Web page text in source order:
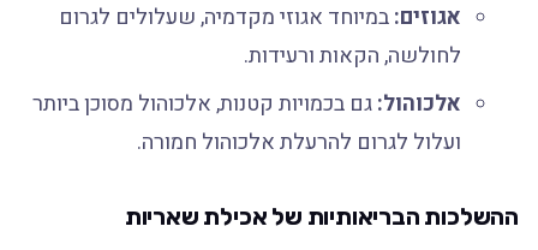
אגוזים:במיוחד אגוזי מקדמיה, שעלולים לגרום
לחולשה, הקאות ורעידות.
אלכוהול:גם בכמויות קטנות, אלכוהול מסוכן ביותר
ועלול לגרום להרעלת אלכוהול חמורה.
ההשלכות הבריאותיות של אכילת שאריות